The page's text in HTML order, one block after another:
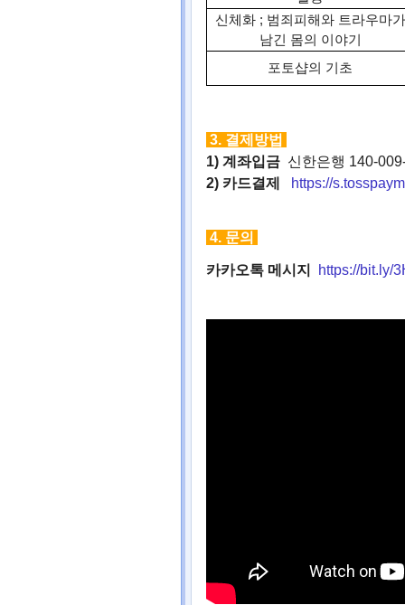
신체화 ; 범죄피해와 트라우마가
남긴 몸의 이야기
포토샵의 기초
3. 결제방법
1) 계좌입금 신한은행 140-
2) 카드결제
https://
4. 문의
카카오톡 메시지 https://bit.ly/